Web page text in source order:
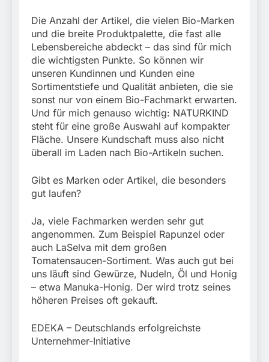
Die Anzahl der Artikel, die vielen Bio-Marken
und die breite Produktpalette, die fast alle
Lebensbereiche abdeckt – das sind für mich
die wichtigsten Punkte. So können wir
unseren Kundinnen und Kunden eine
Sortimentstiefe und Qualität anbieten, die sie
sonst nur von einem Bio-Fachmarkt erwarten.
Und für mich genauso wichtig: NATURKIND
steht für eine große Auswahl auf kompakter
Fläche. Unsere Kundschaft muss also nicht
überall im Laden nach Bio-Artikeln suchen.
Gibt es Marken oder Artikel, die besonders
gut laufen?
Ja, viele Fachmarken werden sehr gut
angenommen. Zum Beispiel Rapunzel oder
auch LaSelva mit dem großen
Tomatensaucen-Sortiment. Was auch gut bei
uns läuft sind Gewürze, Nudeln, Öl und Honig
– etwa Manuka-Honig. Der wird trotz seines
höheren Preises oft gekauft.
EDEKA – Deutschlands erfolgreichste
Unternehmer-Initiative